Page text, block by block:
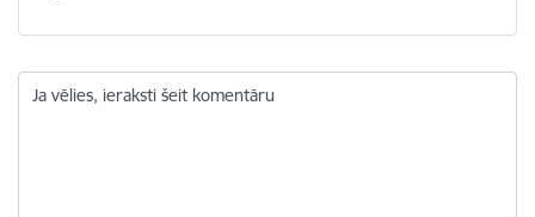
Ja vēlies, ieraksti šeit komentāru